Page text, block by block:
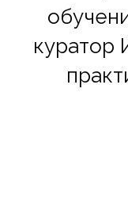
куратор